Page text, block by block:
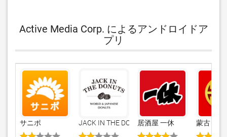
Active Media Corp. によるアンドロイドア
プリ
サニポ JACK IN THE DONUTS居酒屋 一休 蒙古タン